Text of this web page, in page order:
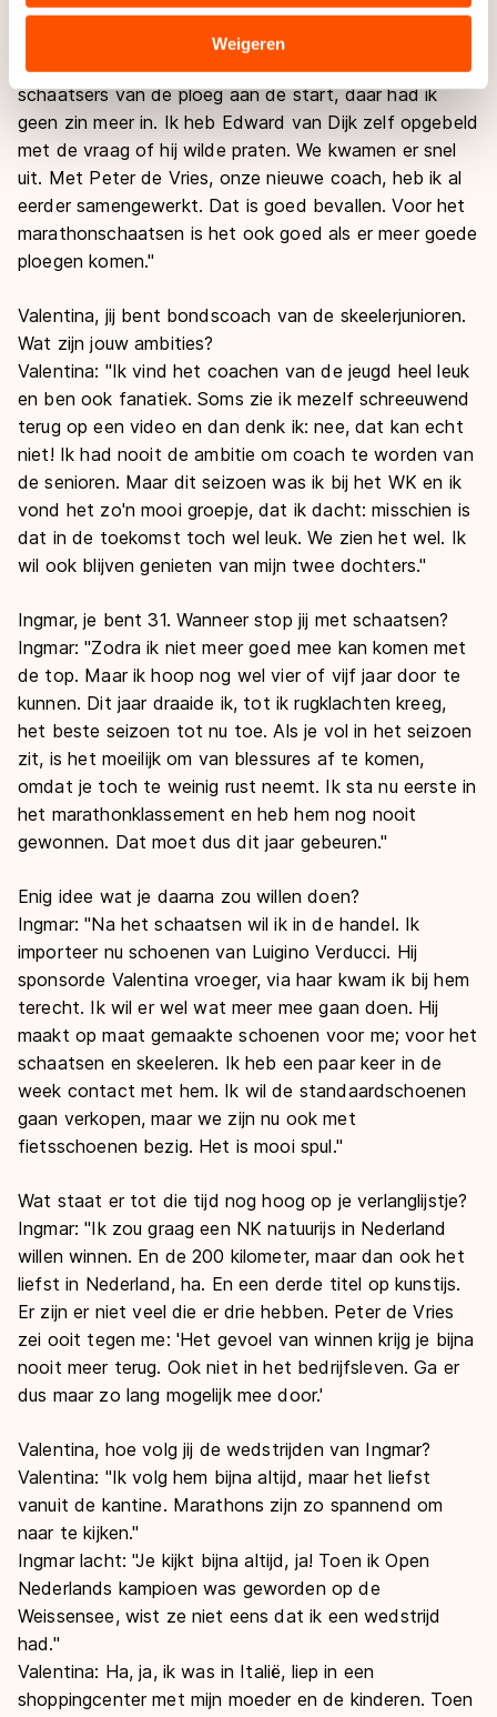
verstrekt of die zij hebben verzameld via hun services.
Sommige partners kunnen gegevens doorgeven aan
landen buiten de EU, zoals de VS, waar mogelijk geen
adequaat beschermingsniveau geldt volgens de GDPR.
Door op ‘Toestaan’ te klikken, stemt u in met deze
overdracht. Meer informatie vindt u in onscookiebeleid
Weigeren
topcoach. Maar de jongens focussen zich steeds
meer op de langebaan. Ik wil gewoon marathons
winnen. Dit jaar stond ik vaak met maar een of twee
schaatsers van de ploeg aan de start, daar had ik
geen zin meer in. Ik heb Edward van Dijk zelf opgebeld
met de vraag of hij wilde praten. We kwamen er snel
uit. Met Peter de Vries, onze nieuwe coach, heb ik al
eerder samengewerkt. Dat is goed bevallen. Voor het
marathonschaatsen is het ook goed als er meer goede
ploegen komen."
Valentina, jij bent bondscoach van de skeelerjunioren.
Wat zijn jouw ambities?
Valentina: "Ik vind het coachen van de jeugd heel leuk
en ben ook fanatiek. Soms zie ik mezelf schreeuwend
terug op een video en dan denk ik: nee, dat kan echt
niet! Ik had nooit de ambitie om coach te worden van
de senioren. Maar dit seizoen was ik bij het WK en ik
vond het zo'n mooi groepje, dat ik dacht: misschien is
dat in de toekomst toch wel leuk. We zien het wel. Ik
wil ook blijven genieten van mijn twee dochters."
Ingmar, je bent 31. Wanneer stop jij met schaatsen?
Ingmar: "Zodra ik niet meer goed mee kan komen met
de top. Maar ik hoop nog wel vier of vijf jaar door te
kunnen. Dit jaar draaide ik, tot ik rugklachten kreeg,
het beste seizoen tot nu toe. Als je vol in het seizoen
zit, is het moeilijk om van blessures af te komen,
omdat je toch te weinig rust neemt. Ik sta nu eerste in
het marathonklassement en heb hem nog nooit
gewonnen. Dat moet dus dit jaar gebeuren."
Enig idee wat je daarna zou willen doen?
Ingmar: "Na het schaatsen wil ik in de handel. Ik
importeer nu schoenen van Luigino Verducci. Hij
sponsorde Valentina vroeger, via haar kwam ik bij hem
terecht. Ik wil er wel wat meer mee gaan doen. Hij
maakt op maat gemaakte schoenen voor me; voor het
schaatsen en skeeleren. Ik heb een paar keer in de
week contact met hem. Ik wil de standaardschoenen
gaan verkopen, maar we zijn nu ook met
fietsschoenen bezig. Het is mooi spul."
Wat staat er tot die tijd nog hoog op je verlanglijstje?
Ingmar: "Ik zou graag een NK natuurijs in Nederland
willen winnen. En de 200 kilometer, maar dan ook het
liefst in Nederland, ha. En een derde titel op kunstijs.
Er zijn er niet veel die er drie hebben. Peter de Vries
zei ooit tegen me: 'Het gevoel van winnen krijg je bijna
nooit meer terug. Ook niet in het bedrijfsleven. Ga er
dus maar zo lang mogelijk mee door.'
Valentina, hoe volg jij de wedstrijden van Ingmar?
Valentina: "Ik volg hem bijna altijd, maar het liefst
vanuit de kantine. Marathons zijn zo spannend om
naar te kijken."
Ingmar lacht: "Je kijkt bijna altijd, ja! Toen ik Open
Nederlands kampioen was geworden op de
Weissensee, wist ze niet eens dat ik een wedstrijd
had."
Valentina: Ha, ja, ik was in Italië, liep in een
shoppingcenter met mijn moeder en de kinderen. Toen